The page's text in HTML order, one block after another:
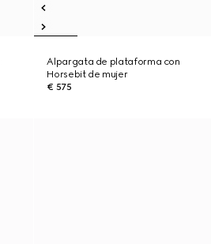
Alpargata de plataforma con
Horsebit de mujer
€ 575